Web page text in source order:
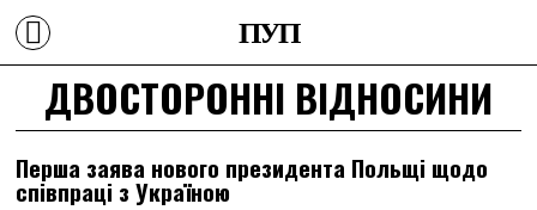
ПУП
ДВОСТОРОННІ ВІДНОСИНИ
Перша заява нового президента Польщі щодо
співпраці з Україною